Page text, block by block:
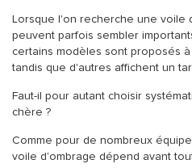
HOUSSE ET SAC SUR-MESURE
Lorsque l'on recherche une voile
peuvent parfois sembler
certains modèles sont proposés
tandis que d'autres affichent un
Faut-il pour autant choisir
chère ?
Comme pour de nombreux
voile d'ombrage dépend avant